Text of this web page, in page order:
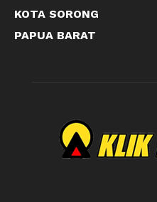
KOTA SORONG
PAPUA BARAT